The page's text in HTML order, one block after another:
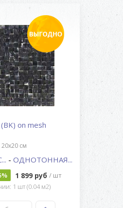
(BK) on mesh
20x20 см
- ОДНОТОННАЯ...
1 899 руб / шт
1 шт (0.04 м2)